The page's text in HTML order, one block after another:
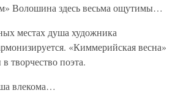
Волошина здесь весьма ощутимы…
местах душа художника
«Киммерийская весна»
творчество поэта.
влекома…